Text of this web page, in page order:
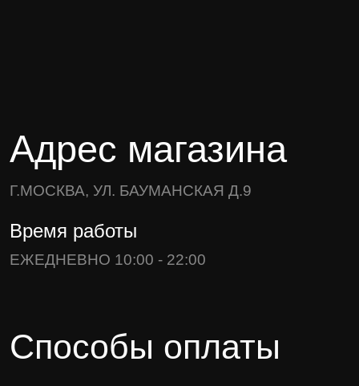
Адрес магазина
Г.МОСКВА, УЛ. БАУМАНСКАЯ Д.9
Время работы
ЕЖЕДНЕВНО 10:00 - 22:00
Способы оплаты